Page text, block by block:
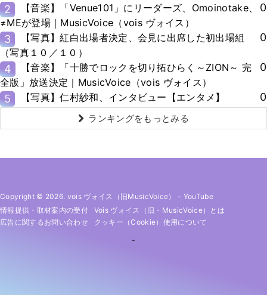
2
【音楽】「Venue101」にリーダーズ、Omoinotake、
≠MEが登場｜MusicVoice（vois ヴォイス）
0
3
【写真】紅白出場者決定、会見に出席した初出場組
（写真１０／１０）
0
4
【音楽】「十勝でロックを切り拓ひらく～ZION～ 完
全版」放送決定｜MusicVoice（vois ヴォイス）
0
5 【写真】仁村紗和、インタビュー【エンタメ】 0
ランキングをもっとみる
Copyright © 2026. vois ヴォイス（旧MusicVoice） - YouTube
情報提供・取材案内の受付
Vois ヴォイス（旧・MusicVoice）とは
広告に関するお問い合わせ
クッキー（cookie）使用について
-